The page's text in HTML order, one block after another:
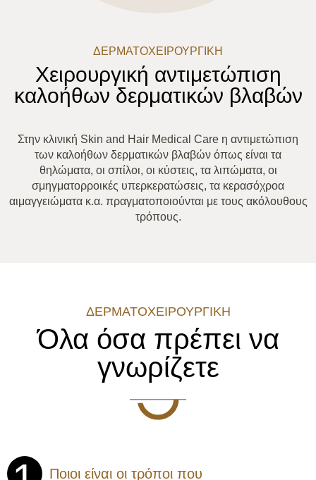
ΔΕΡΜΑΤΟΧΕΙΡΟΥΡΓΙΚΉ
Χειρουργική αντιμετώπιση
καλοήθων δερματικών βλαβών
Στην κλινική Skin and Hair Medical Care η αντιμετώπιση
των καλοήθων δερματικών βλαβών όπως είναι τα
θηλώματα, οι σπίλοι, οι κύστεις, τα λιπώματα, οι
σμηγματορροικές υπερκερατώσεις, τα κερασόχροα
αιμαγγειώματα κ.α. πραγματοποιούνται με τους ακόλουθους
τρόπους.
ΔΕΡΜΑΤΟΧΕΙΡΟΥΡΓΙΚΗ
Όλα όσα πρέπει να
γνωρίζετε
Ποιοι είναι οι τρόποι που